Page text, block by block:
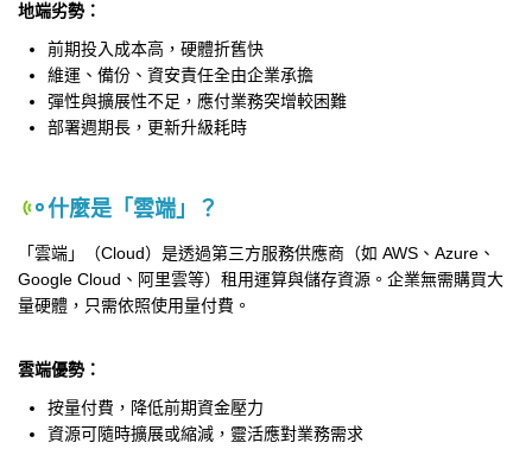
地端劣勢：
前期投入成本高，硬體折舊快
維運、備份、資安責任全由企業承擔
彈性與擴展性不足，應付業務突增較困難
部署週期長，更新升級耗時
什麼是「雲端」？
「雲端」（Cloud）是透過第三方服務供應商（如 AWS、Azure、
Google Cloud、阿里雲等）租用運算與儲存資源。企業無需購買大
量硬體，只需依照使用量付費。
雲端優勢：
按量付費，降低前期資金壓力
資源可隨時擴展或縮減，靈活應對業務需求